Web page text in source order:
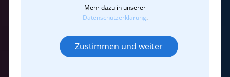
Mehr dazu in unserer
Datenschutzerklärung.
Zustimmen und weiter